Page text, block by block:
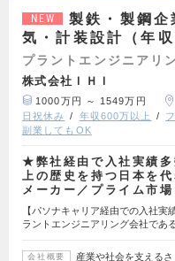
NEW
製鉄・製鋼企
気・計装設計（年
プラントエンジニアリ
株式会社ＩＨＩ
1000万円 ～ 1549万円
日祝休み
年収600万以上
副業してもOK
★弊社経由で入社実績
上の歴史を持つ日本を
メーカー／プライム市
【パソナキャリア経由での入社
ラントエンジニアリング会社であ
会社概要 産業や社会を支える